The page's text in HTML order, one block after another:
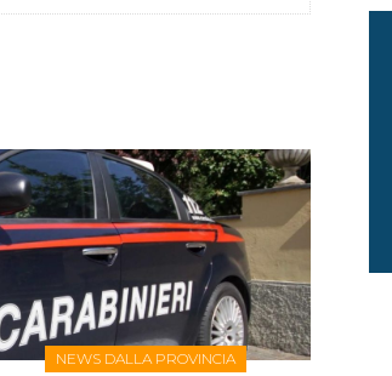
NEWS DALLA PROVINCIA